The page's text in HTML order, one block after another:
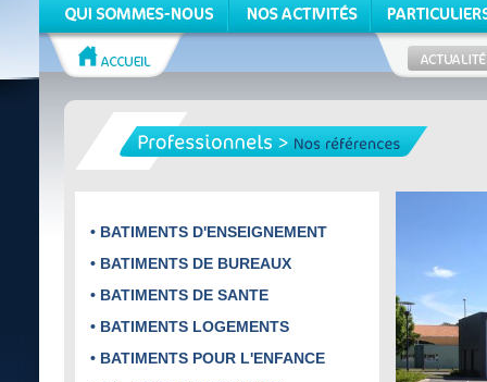
• BATIMENTS D'ENSEIGNEMENT
• BATIMENTS DE BUREAUX
• BATIMENTS DE SANTE
• BATIMENTS LOGEMENTS
• BATIMENTS POUR L'ENFANCE